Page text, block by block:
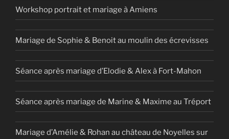
Workshop portrait et mariage à Amiens
Mariage de Sophie & Benoit au moulin des écrevisses
Séance après mariage d’Elodie & Alex à Fort-Mahon
Séance après mariage de Marine & Maxime au Tréport
Mariage d’Amélie & Rohan au château de Noyelles sur